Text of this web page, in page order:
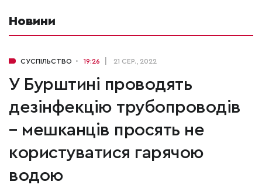
Новини
СУСПІЛЬСТВО 19:26 21 СЕР., 2022
У Бурштині проводять
дезінфекцію трубопроводів
– мешканців просять не
користуватися гарячою
водою